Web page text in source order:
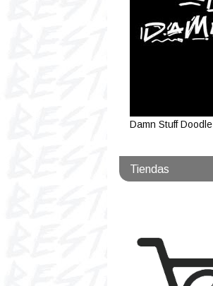
Damn Stuff Doodle
Tiendas